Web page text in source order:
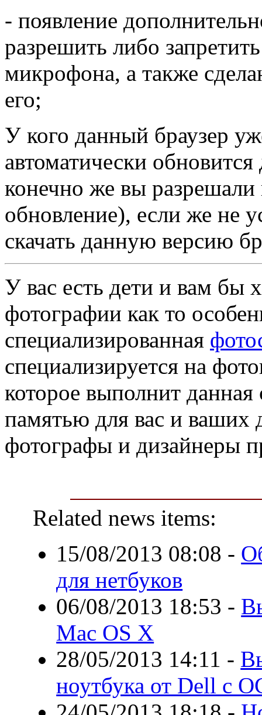
- появление
разрешить либо
микрофона, а также
его;
У кого данный браузер
автоматически
конечно же вы разрешали
обновление), если же не
скачать данную версию
У вас есть дети и вам бы
фотографии как то
специализированная
специализируется на
которое выполнит данная
памятью для вас и ваших
фотографы и дизайнеры
Related news items:
15/08/2013 08:08 -
для нетбуков
06/08/2013 18:53 -
Mac OS X
28/05/2013 14:11 -
ноутбука от Dell с